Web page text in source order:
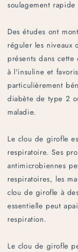
soulagement rapide
Des études ont
réguler les niveaux
présents dans
à l'insuline et
particulièrement
diabète de type 2
maladie.
Le clou de girofle
respiratoire. Ses
antimicrobiennes
respiratoires, les
clou de girofle à
essentielle peut
respiration.
Le clou de girofle